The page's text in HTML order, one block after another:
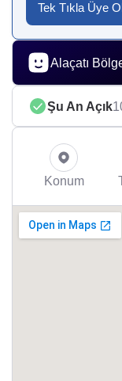
Tek Tıkla Üye
Alaçatı
Şu An Açık
Konum